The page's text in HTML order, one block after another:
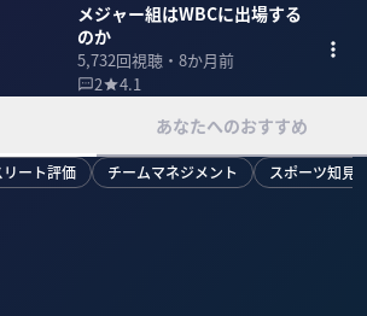
メジャー組はWBCに出場する
のか
5,732回視聴・ 8か月前
2
4.1
あなたへのおすすめ
リート評価 チームマネジメント スポーツ知見